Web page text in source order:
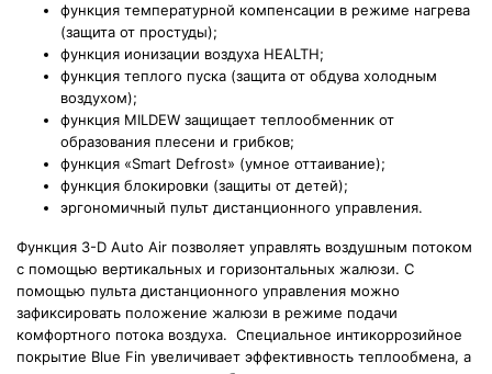
функция температурной компенсации в режиме нагрева
(защита от простуды);
функция ионизации воздуха HEALTH;
функция теплого пуска (защита от обдува холодным
воздухом);
функция MILDEW защищает теплообменник от
образования плесени и грибков;
функция «Smart Defrost» (умное оттаивание);
функция блокировки (защиты от детей);
эргономичный пульт дистанционного управления.
Функция 3-D Auto Air позволяет управлять воздушным потоком
с помощью вертикальных и горизонтальных жалюзи. С
помощью пульта дистанционного управления можно
зафиксировать положение жалюзи в режиме подачи
комфортного потока воздуха. Специальное интикоррозийное
покрытие Blue Fin увеличивает эффективность теплообмена, а